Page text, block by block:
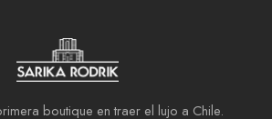
boutique en traer el lujo a Chile.